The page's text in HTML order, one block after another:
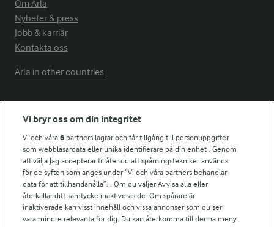
Om Arla
Nyheter & press
Jobb & karriär
Kontakta oss
Arla in other countries
Fler Arlasajter
För ägare
Arlas kundportal
Arla.com
Falbygdens Ost
Arla webbshop
Bildbank
Vi bryr oss om din integritet
Vi och våra6 partners lagrar och får tillgång till personuppgifter
som webbläsardata eller unika identifierare på din enhet . Genom
att välja Jag accepterar tillåter du att spårningstekniker används
för de syften som anges under ”Vi och våra partners behandlar
data för att tillhandahålla”. . Om du väljer Avvisa alla eller
återkallar ditt samtycke inaktiveras de. Om spårare är
inaktiverade kan visst innehåll och vissa annonser som du ser
vara mindre relevanta för dig. Du kan återkomma till denna meny